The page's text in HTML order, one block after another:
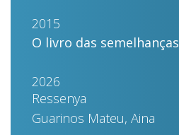
2015
O livro das semelhanças
2026
Ressenya
Guarinos Mateu, Aina